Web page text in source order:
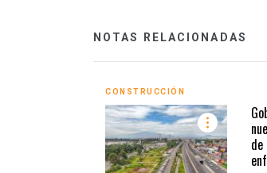
NOTAS RELACIONADAS
CONSTRUCCIÓN
de